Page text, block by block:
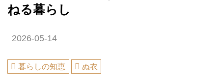
ねる暮らし
2026-05-14
暮らしの知恵 ぬ衣